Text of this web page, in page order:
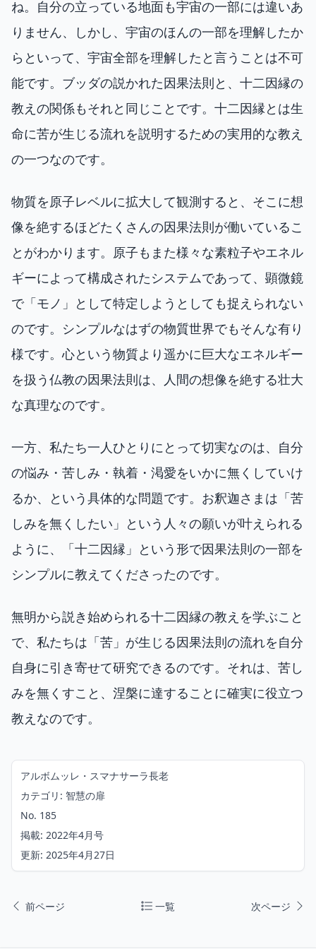
ね。自分の立っている地面も宇宙の一部には違いあ
りません、しかし、宇宙のほんの一部を理解したか
らといって、宇宙全部を理解したと言うことは不可
能です。ブッダの説かれた因果法則と、十二因縁の
教えの関係もそれと同じことです。十二因縁とは生
命に苦が生じる流れを説明するための実用的な教え
の一つなのです。
物質を原子レベルに拡大して観測すると、そこに想
像を絶するほどたくさんの因果法則が働いているこ
とがわかります。原子もまた様々な素粒子やエネル
ギーによって構成されたシステムであって、顕微鏡
で「モノ」として特定しようとしても捉えられない
のです。シンプルなはずの物質世界でもそんな有り
様です。心という物質より遥かに巨大なエネルギー
を扱う仏教の因果法則は、人間の想像を絶する壮大
な真理なのです。
一方、私たち一人ひとりにとって切実なのは、自分
の悩み・苦しみ・執着・渇愛をいかに無くしていけ
るか、という具体的な問題です。お釈迦さまは「苦
しみを無くしたい」という人々の願いが叶えられる
ように、「十二因縁」という形で因果法則の一部を
シンプルに教えてくださったのです。
無明から説き始められる十二因縁の教えを学ぶこと
で、私たちは「苦」が生じる因果法則の流れを自分
自身に引き寄せて研究できるのです。それは、苦し
みを無くすこと、涅槃に達することに確実に役立つ
教えなのです。
アルボムッレ・スマナサーラ長老
カテゴリ: 智慧の扉
No. 185
掲載: 2022年4月号
更新: 2025年4月27日
前ページ 一覧 次ページ